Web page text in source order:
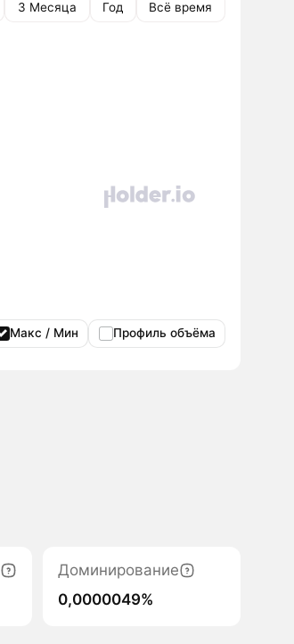
3 Месяца Год Всё время
Макс / Мин Профиль объёма
Доминирование
0,0000049%